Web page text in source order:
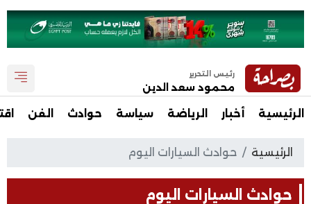
رئيس التحرير
محمود سعد الدين
الرئيسية أخبار الرياضة سياسة حوادث الفن
الرئيسية حوادث السيارات اليوم
حوادث السيارات اليوم